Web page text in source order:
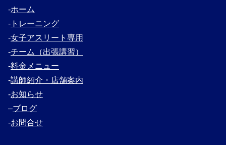
‐ホーム
‐ トレーニング
‐女子アスリート専用
‐チーム（出張講習）
‐料金メニュー
‐講師紹介・ 店舗案内
‐お知らせ
–ブログ
‐お問合せ